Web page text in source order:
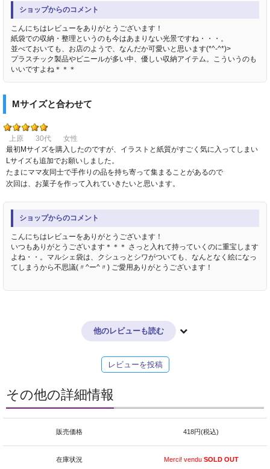
ショップからのコメント
こんにちはレビューをありがとうございます！
紙袋での収納・整理というのも今はあまりない光景ですね・・・。
並べておいても、お店のようで、なんだか可愛いと思います(*^-^*)>
プラスチック製品やビニールが多い中、優しい収納アイテム。こういうのも
いいですよね＊＊＊
Mサイズと合わせて
上原 30代
女性
最初Mサイズを購入したのですが、イラストと紙質がすごく気に入ってしまい
Lサイズも追加でお願いしました。
たまにママ友同士で手作りの品を持ち寄って集まることがあるので
次回は、お菓子を作って入れていきたいと思います。
ショップからのコメント
こんにちはレビューをありがとうございます！
いつもありがとうございます＊＊＊ さっと入れて持っていくのに重宝します
よね・・。マルシェ袋は、クシュっとシワがついても、なんとなく絵になっ
てしまうから不思議(〃^ー^〃) ご愛用ありがとうございます！
他のレビューも読む
レビューを投稿
その他の詳細情報
販売価格 418円(税込)
在庫状況 Merci! venduSOLD OUT